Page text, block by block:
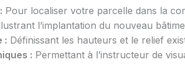
Pour localiser votre parcelle dans la
l’implantation du nouveau
: Définissant les hauteurs et le relief
: Permettant à l’instructeur de